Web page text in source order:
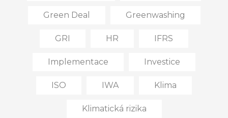
Green Deal Greenwashing
GRI HR IFRS
Implementace Investice
ISO IWA Klima
Klimatická rizika